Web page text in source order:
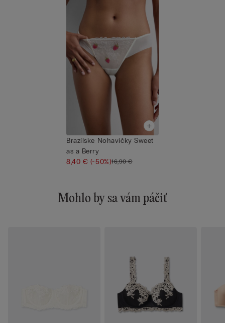
Brazílske Nohavičky Sweet
as a Berry
8,40 € (-50%)16,90 €
Mohlo by sa vám páčiť